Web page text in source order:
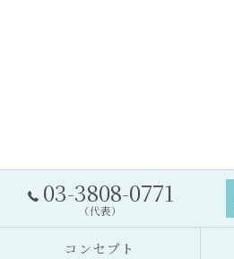
03-3808-0771
（代表）
コンセプト